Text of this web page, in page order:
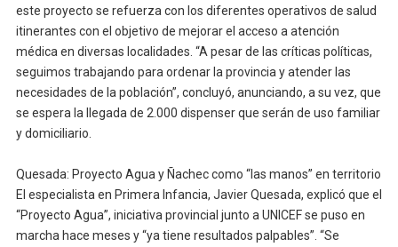
este proyecto se refuerza con los diferentes operativos de salud
itinerantes con el objetivo de mejorar el acceso a atención
médica en diversas localidades. “A pesar de las críticas políticas,
seguimos trabajando para ordenar la provincia y atender las
necesidades de la población”, concluyó, anunciando, a su vez, que
se espera la llegada de 2.000 dispenser que serán de uso familiar
y domiciliario.
Quesada: Proyecto Agua y Ñachec como “las manos” en territorio
El especialista en Primera Infancia, Javier Quesada, explicó que el
“Proyecto Agua”, iniciativa provincial junto a UNICEF se puso en
marcha hace meses y “ya tiene resultados palpables”. “Se